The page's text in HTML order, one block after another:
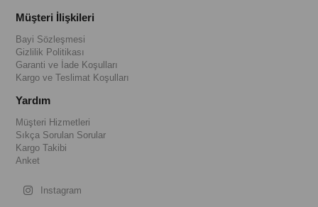
Müşteri İlişkileri
Bayi Sözleşmesi
Gizlilik Politikası
Garanti ve İade Koşulları
Kargo ve Teslimat Koşulları
Yardım
Müşteri Hizmetleri
Sıkça Sorulan Sorular
Kargo Takibi
Anket
Instagram